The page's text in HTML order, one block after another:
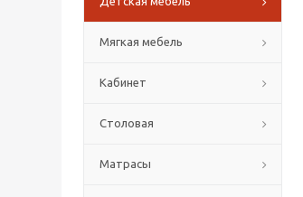
Мягкая мебель
Кабинет
Столовая
Матрасы